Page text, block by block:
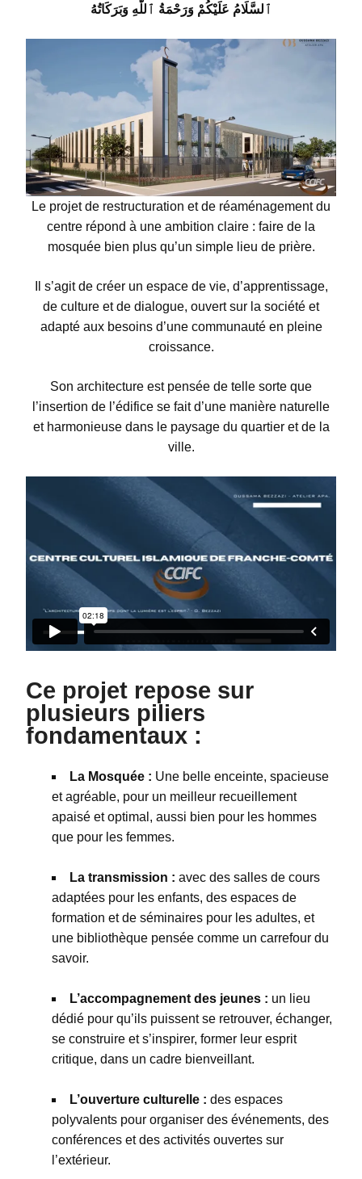
ٱلسَّلَامُ عَلَيْكُمْ وَرَحْمَةُ ٱللَّٰهِ وَبَرَكَاتُهُ
Le projet de restructuration et de réaménagement du
centre répond à une ambition claire : faire de la
mosquée bien plus qu’un simple lieu de prière.
Il s’agit de créer un espace de vie, d’apprentissage,
de culture et de dialogue, ouvert sur la société et
adapté aux besoins d’une communauté en pleine
croissance.
Son architecture est pensée de telle sorte que
l’insertion de l’édifice se fait d’une manière naturelle
et harmonieuse dans le paysage du quartier et de la
ville.
Ce projet repose sur
plusieurs piliers
fondamentaux :
La Mosquée : Une belle enceinte, spacieuse
et agréable, pour un meilleur recueillement
apaisé et optimal, aussi bien pour les hommes
que pour les femmes.
La transmission : avec des salles de cours
adaptées pour les enfants, des espaces de
formation et de séminaires pour les adultes, et
une bibliothèque pensée comme un carrefour du
savoir.
L’accompagnement des jeunes : un lieu
dédié pour qu’ils puissent se retrouver, échanger,
se construire et s’inspirer, former leur esprit
critique, dans un cadre bienveillant.
L’ouverture culturelle : des espaces
polyvalents pour organiser des événements, des
conférences et des activités ouvertes sur
l’extérieur.